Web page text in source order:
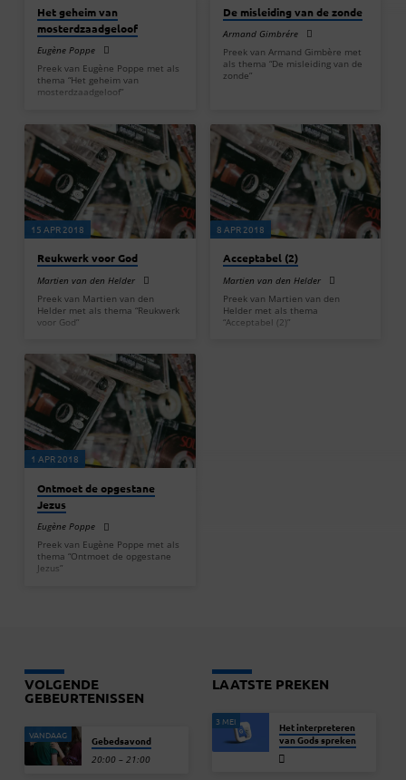
Het geheim van
mosterdzaadgeloof
Eugène Poppe
Preek van Eugène Poppe met als
thema “Het geheim van
mosterdzaadgeloof”
De misleiding van de zonde
Armand Gimbrére
Preek van Armand Gimbère met
als thema “De misleiding van de
zonde”
15 APR 2018
Reukwerk voor God
Martien van den Helder
Preek van Martien van den
Helder met als thema “Reukwerk
voor God”
8 APR 2018
Acceptabel (2)
Martien van den Helder
Preek van Martien van den
Helder met als thema
“Acceptabel (2)”
1 APR 2018
Ontmoet de opgestane
Jezus
Eugène Poppe
Preek van Eugène Poppe met als
thema “Ontmoet de opgestane
Jezus”
VOLGENDE
GEBEURTENISSEN
VANDAAG Gebedsavond
20:00 – 21:00
LAATSTE PREKEN
3 MEI
Het interpreteren
van Gods spreken